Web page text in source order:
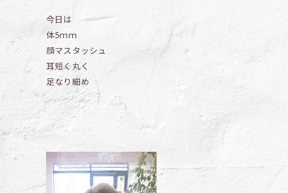
今日は
体5ｍｍ
顔マスタッシュ
耳短く丸く
足なり細め